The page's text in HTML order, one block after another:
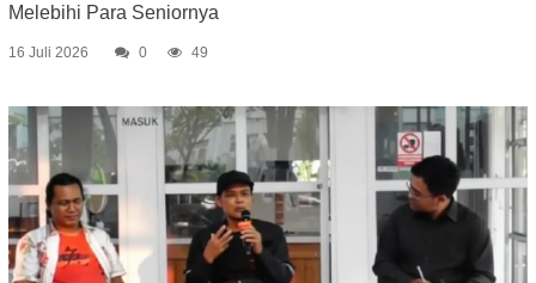
Melebihi Para Seniornya
16 Juli 2026 0 49